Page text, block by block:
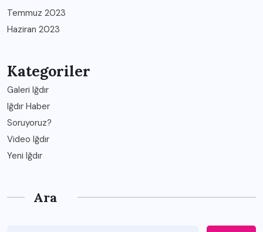
Temmuz 2023
Haziran 2023
Kategoriler
Galeri Iğdır
Iğdır Haber
Soruyoruz?
Video Iğdır
Yeni Iğdır
Ara